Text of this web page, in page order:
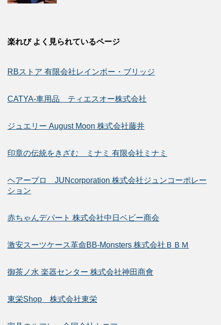
楽れび よく見られているページ
RBストア 有限会社レインボー・ブリッジ
CATYA-車用品 ティエスオー株式会社
ジュエリー August Moon 株式会社藤井
印章の伝統をきざむ ミナミ 有限会社ミナミ
ヘアープロ JUNcorporation 株式会社ジュンコーポレー
ション
赤ちゃんデパート 株式会社中日ベビー商会
激安スーツケース革命BB-Monsters 株式会社ＢＢＭ
御茶ノ水 楽器センター 株式会社神田商會
東栄Shop 株式会社東栄